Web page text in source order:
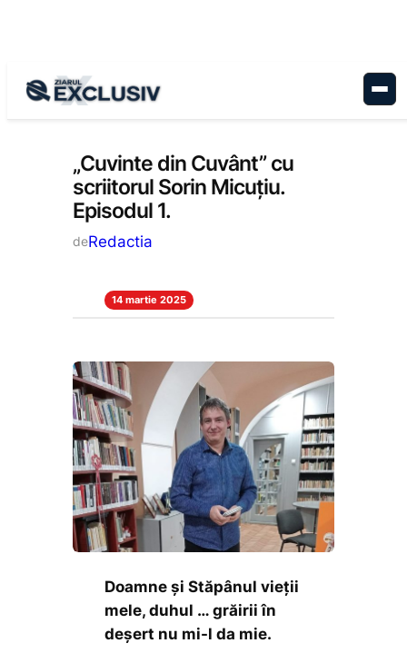
Cultură, Stiri la zi
„Cuvinte din Cuvânt” cu
scriitorul Sorin Micuțiu.
Episodul 1.
deRedactia
14 martie 2025
Doamne şi Stăpânul vieţii
mele, duhul … grăirii în
deşert nu mi-l da mie.